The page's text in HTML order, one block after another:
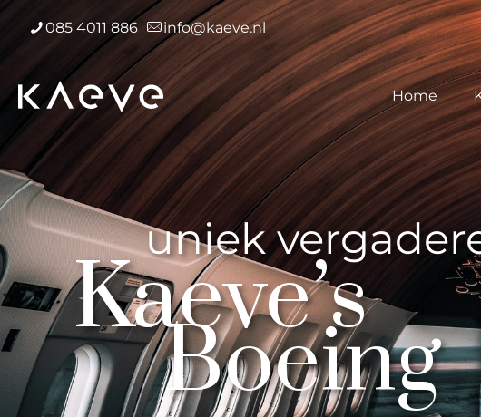
085 4011 886 info@kaeve.nl
Home
uniek
Kaeve’s
Boeing